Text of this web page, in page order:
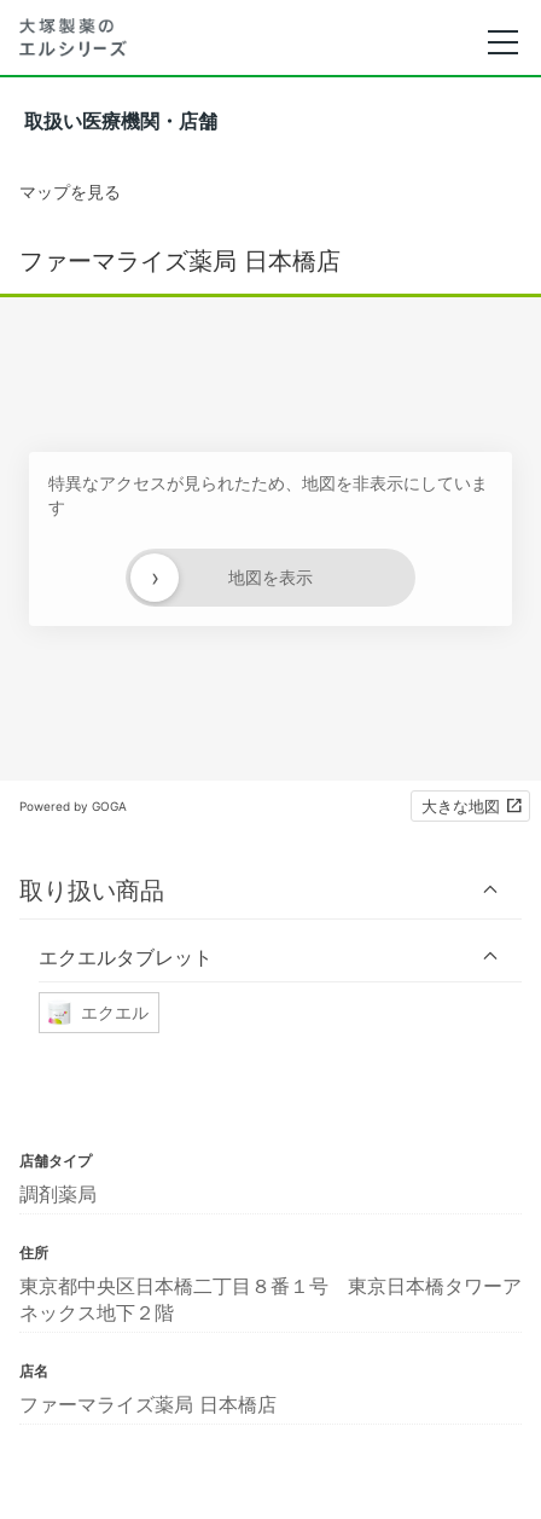
取扱い医療機関・店舗
マップを見る
ファーマライズ薬局 日本橋店
特異なアクセスが見られたため、地図を非表示にしていま
す
地図を表示
›
Powered by GOGA 大きな地図
取り扱い商品
エクエルタブレット
エクエル
店舗タイプ
調剤薬局
住所
東京都中央区日本橋二丁目８番１号 東京日本橋タワーア
ネックス地下２階
店名
ファーマライズ薬局 日本橋店